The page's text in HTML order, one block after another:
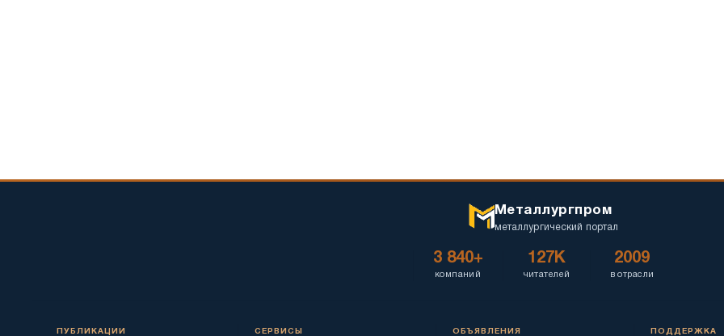
Металлургпром
металлургический портал
3 840+
компаний
127K
читателей
2009
в отрасли
ПУБЛИКАЦИИ СЕРВИСЫ ОБЪЯВЛЕНИЯ ПОДДЕРЖКА